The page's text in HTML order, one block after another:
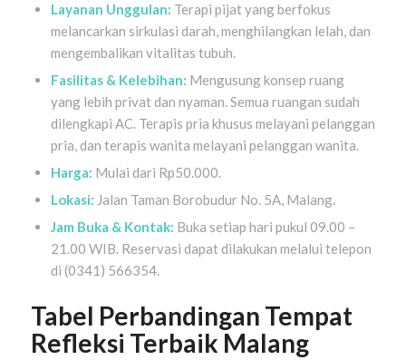
Layanan Unggulan: Terapi pijat yang berfokus
melancarkan sirkulasi darah, menghilangkan lelah, dan
mengembalikan vitalitas tubuh.
Fasilitas & Kelebihan: Mengusung konsep ruang
yang lebih privat dan nyaman. Semua ruangan sudah
dilengkapi AC. Terapis pria khusus melayani pelanggan
pria, dan terapis wanita melayani pelanggan wanita.
Harga: Mulai dari Rp50.000.
Lokasi: Jalan Taman Borobudur No. 5A, Malang.
Jam Buka & Kontak: Buka setiap hari pukul 09.00 –
21.00 WIB. Reservasi dapat dilakukan melalui telepon
di (0341) 566354.
Tabel Perbandingan Tempat
Refleksi Terbaik Malang